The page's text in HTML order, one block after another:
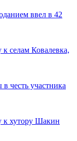
ввел в 42
селам Ковалевка,
честь участника
к хутору Шакин